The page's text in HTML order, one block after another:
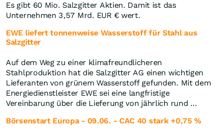
Es gibt 60 Mio. Salzgitter Aktien. Damit ist das
Unternehmen 3,57 Mrd. EUR € wert.
EWE liefert tonnenweise Wasserstoff für Stahl aus
Salzgitter
Auf dem Weg zu einer klimafreundlicheren
Stahlproduktion hat die Salzgitter AG einen wichtigen
Lieferanten von grünem Wasserstoff gefunden. Mit dem
Energiedienstleister EWE sei eine langfristige
Vereinbarung über die Lieferung von jährlich rund …
Börsenstart Europa - 09.06. - CAC 40 stark +0,75 %